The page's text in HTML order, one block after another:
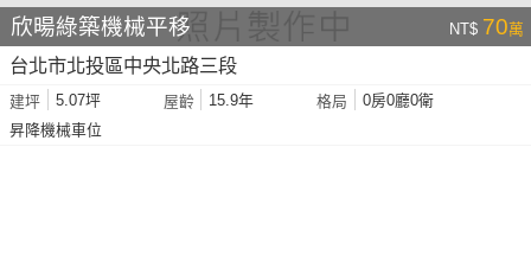
欣暘綠築機械平移 NT$ 70萬
台北市北投區中央北路三段
建坪 5.07坪 屋齡 15.9年 格局
0房0廳0衛
昇降機械車位